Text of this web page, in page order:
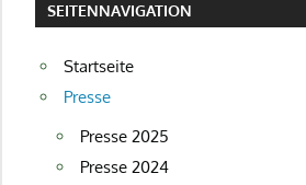
SEITENNAVIGATION
Startseite
Presse
Presse 2025
Presse 2024